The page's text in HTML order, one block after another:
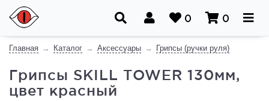
0 0
Главная Каталог Аксессуары Грипсы (ручки руля)
Грипсы SKILL TOWER 130мм,
цвет красный